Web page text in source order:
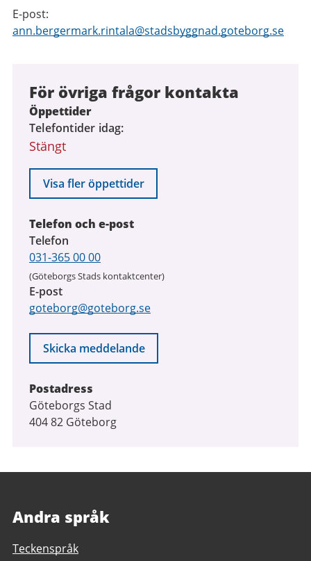
E-post:
ann.bergermark.rintala@stadsbyggnad.goteborg.se
För övriga frågor kontakta
Öppettider
Telefontider idag
Stängt
Visa fler öppettider
Telefon och e-post
Telefon
031-365 00 00
(Göteborgs Stads kontaktcenter)
E-post
goteborg@goteborg.se
Skicka meddelande
Postadress
Göteborgs Stad
404 82 Göteborg
Andra språk
Teckenspråk